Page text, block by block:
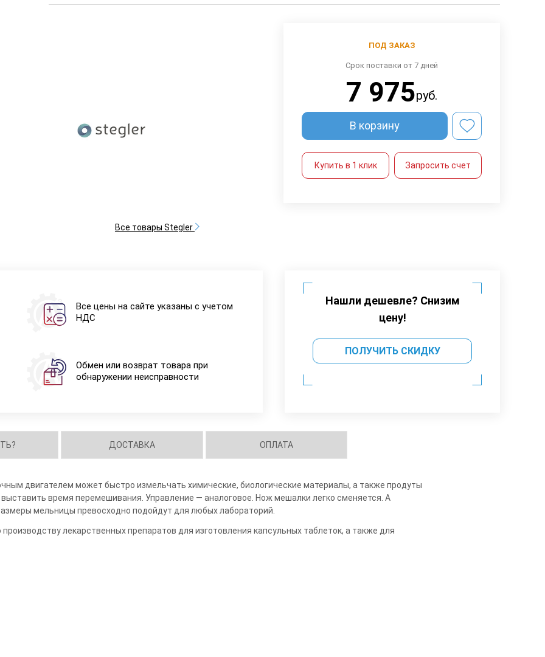
Все товары Stegler
ПОД ЗАКАЗ
Срок поставки от 7 дней
7 975руб.
В корзину
Купить в 1 клик Запросить счет
Все цены на сайте указаны с учетом
НДС
Обмен или возврат товара при
обнаружении неисправности
Нашли дешевле? Снизим
цену!
ПОЛУЧИТЬ СКИДКУ
ДОСТАВКА ОПЛАТА
двигателем может быстро измельчать химические, биологические материалы, а также продуты
время перемешивания. Управление — аналоговое. Нож мешалки легко сменяется. А
мельницы превосходно подойдут для любых лабораторий.
лекарственных препаратов для изготовления капсульных таблеток, а также для